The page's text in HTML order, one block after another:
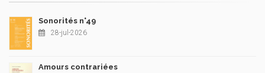
Sonorités n°49
28-jul-2026
Amours contrariées